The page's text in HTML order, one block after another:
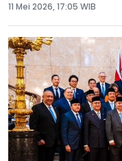
11 Mei 2026, 17:05 WIB